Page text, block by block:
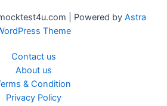
| Powered by Astra
Theme
Contact us
About us
& Condition
Privacy Policy